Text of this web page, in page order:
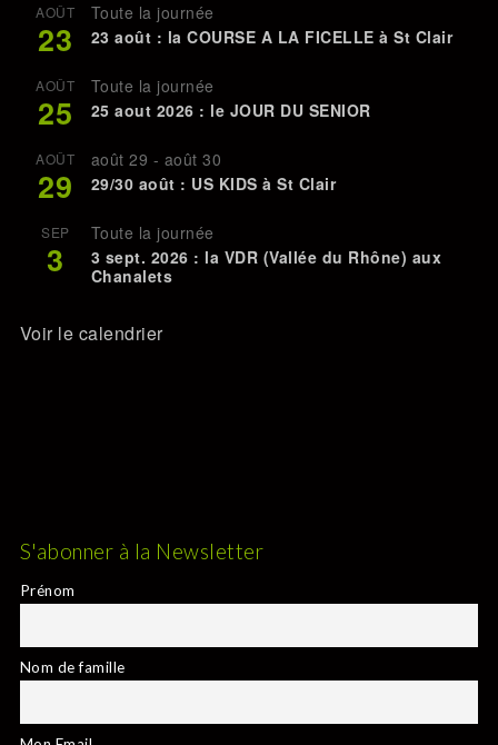
AOÛT
23
Toute la journée
23 août : la COURSE A LA FICELLE à St Clair
AOÛT
25
Toute la journée
25 aout 2026 : le JOUR DU SENIOR
AOÛT
29
août 29 - août 30
29/30 août : US KIDS à St Clair
SEP
3
Toute la journée
3 sept. 2026 : la VDR (Vallée du Rhône) aux
Chanalets
Voir le calendrier
S'abonner à la Newsletter
Prénom
Nom de famille